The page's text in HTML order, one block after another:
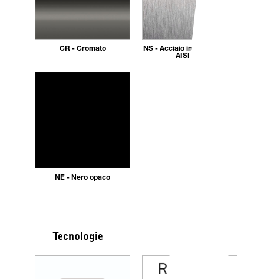
CR - Cromato
NS - Acciaio inox spazzolato
AISI 304
NE - Nero opaco
Tecnologie